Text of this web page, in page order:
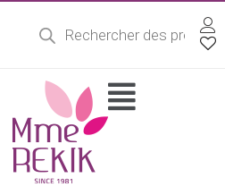
Recherche
produits
Flyout
Menu